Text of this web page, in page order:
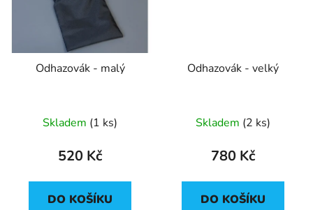
Odhazovák - malý
Skladem (1 ks)
520 Kč
DO KOŠÍKU
Odhazovák - velký
Skladem (2 ks)
780 Kč
DO KOŠÍKU